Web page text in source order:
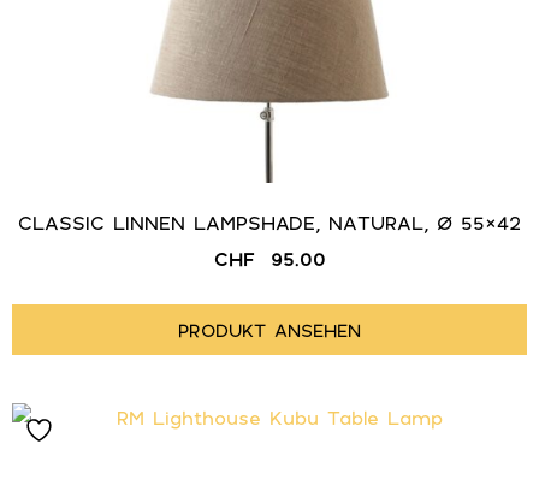
CLASSIC LINNEN LAMPSHADE, NATURAL, Ø 55×42
CHF
95.00
PRODUKT ANSEHEN